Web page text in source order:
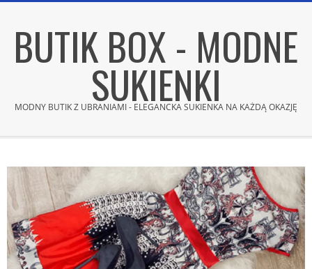
contentBUTIK BOX - MODNE
SUKIENKI
MODNY BUTIK Z UBRANIAMI - ELEGANCKA SUKIENKA NA KAŻDĄ OKAZJĘ